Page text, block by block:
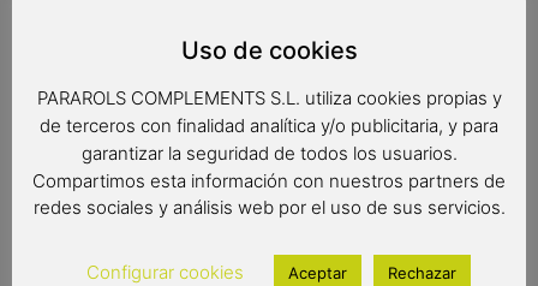
y Lomba. Una paraguas con un original y alegre
estampado. Un paraguas de gran calidad con varillas
antiviento y tejido extraresistente.
Medidas:
Diámetro: 102cm.
Uso de cookies
PARAROLS COMPLEMENTS S.L. utiliza cookies propias y
de terceros con finalidad analítica y/o publicitaria, y para
garantizar la seguridad de todos los usuarios.
Compartimos esta información con nuestros partners de
redes sociales y análisis web por el uso de sus servicios.
Configurar cookies Aceptar Rechazar